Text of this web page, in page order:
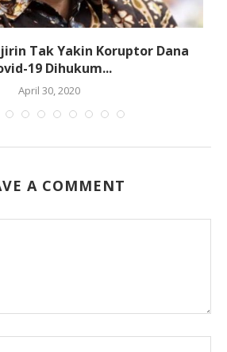
Tak Yakin Koruptor Dana
19 Dihukum...
April 30, 2020
A COMMENT